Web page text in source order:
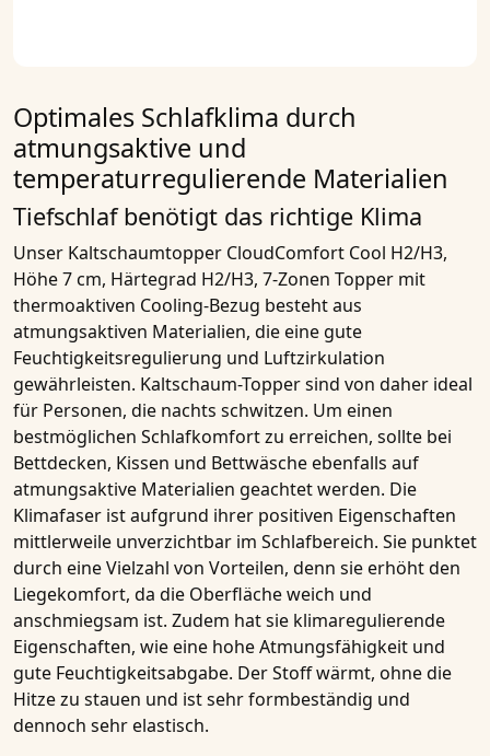
Optimales Schlafklima durch
atmungsaktive und
temperaturregulierende Materialien
Tiefschlaf benötigt das richtige Klima
Unser Kaltschaumtopper CloudComfort Cool H2/H3,
Höhe 7 cm, Härtegrad H2/H3, 7-Zonen Topper mit
thermoaktiven Cooling-Bezug besteht aus
atmungsaktiven Materialien, die eine gute
Feuchtigkeitsregulierung und Luftzirkulation
gewährleisten. Kaltschaum-Topper sind von daher ideal
für Personen, die nachts schwitzen. Um einen
bestmöglichen Schlafkomfort zu erreichen, sollte bei
Bettdecken, Kissen und Bettwäsche ebenfalls auf
atmungsaktive Materialien geachtet werden. Die
Klimafaser ist aufgrund ihrer positiven Eigenschaften
mittlerweile unverzichtbar im Schlafbereich. Sie punktet
durch eine Vielzahl von Vorteilen, denn sie erhöht den
Liegekomfort, da die Oberfläche weich und
anschmiegsam ist. Zudem hat sie klimaregulierende
Eigenschaften, wie eine hoheAtmungsfähigkeit und
gute Feuchtigkeitsabgabe. Der Stoff wärmt, ohne die
Hitze zu stauen und ist sehr formbeständig und
dennoch sehr elastisch.